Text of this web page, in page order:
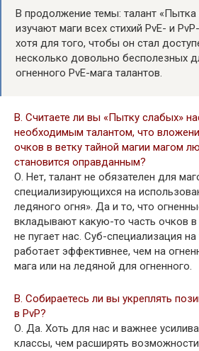
В продолжение темы: талант «Пытка
изучают маги всех стихий PvE- и
хотя для того, чтобы он стал
несколько довольно бесполезных
огненного PvE-мага талантов.
В. Считаете ли вы «Пытку слабых»
необходимым талантом, что
очков в ветку тайной магии магом
становится оправданным?
О. Нет, талант не обязателен для
специализирующихся на
ледяного огня». Да и то, что
вкладывают какую-то часть очков в
не пугает нас. Суб-специализация
работает эффективнее, чем на
мага или на ледяной для огненного.
В. Собираетесь ли вы укреплять
в PvP?
О. Да. Хоть для нас и важнее
классы, чем расширять